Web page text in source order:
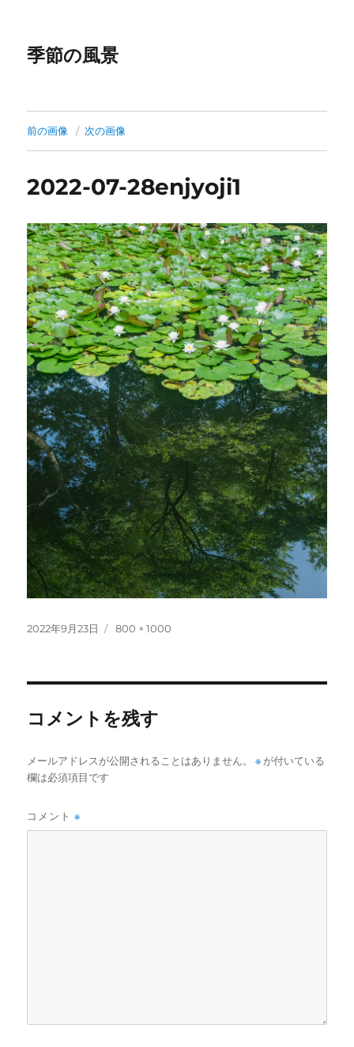
季節の風景
前の画像 次の画像
2022-07-28enjyoji1
投
2022年9月23日
フ
800 × 1000
コメントを残す
メールアドレスが公開されることはありません。 ※ が付いている
欄は必須項目です
コメント※